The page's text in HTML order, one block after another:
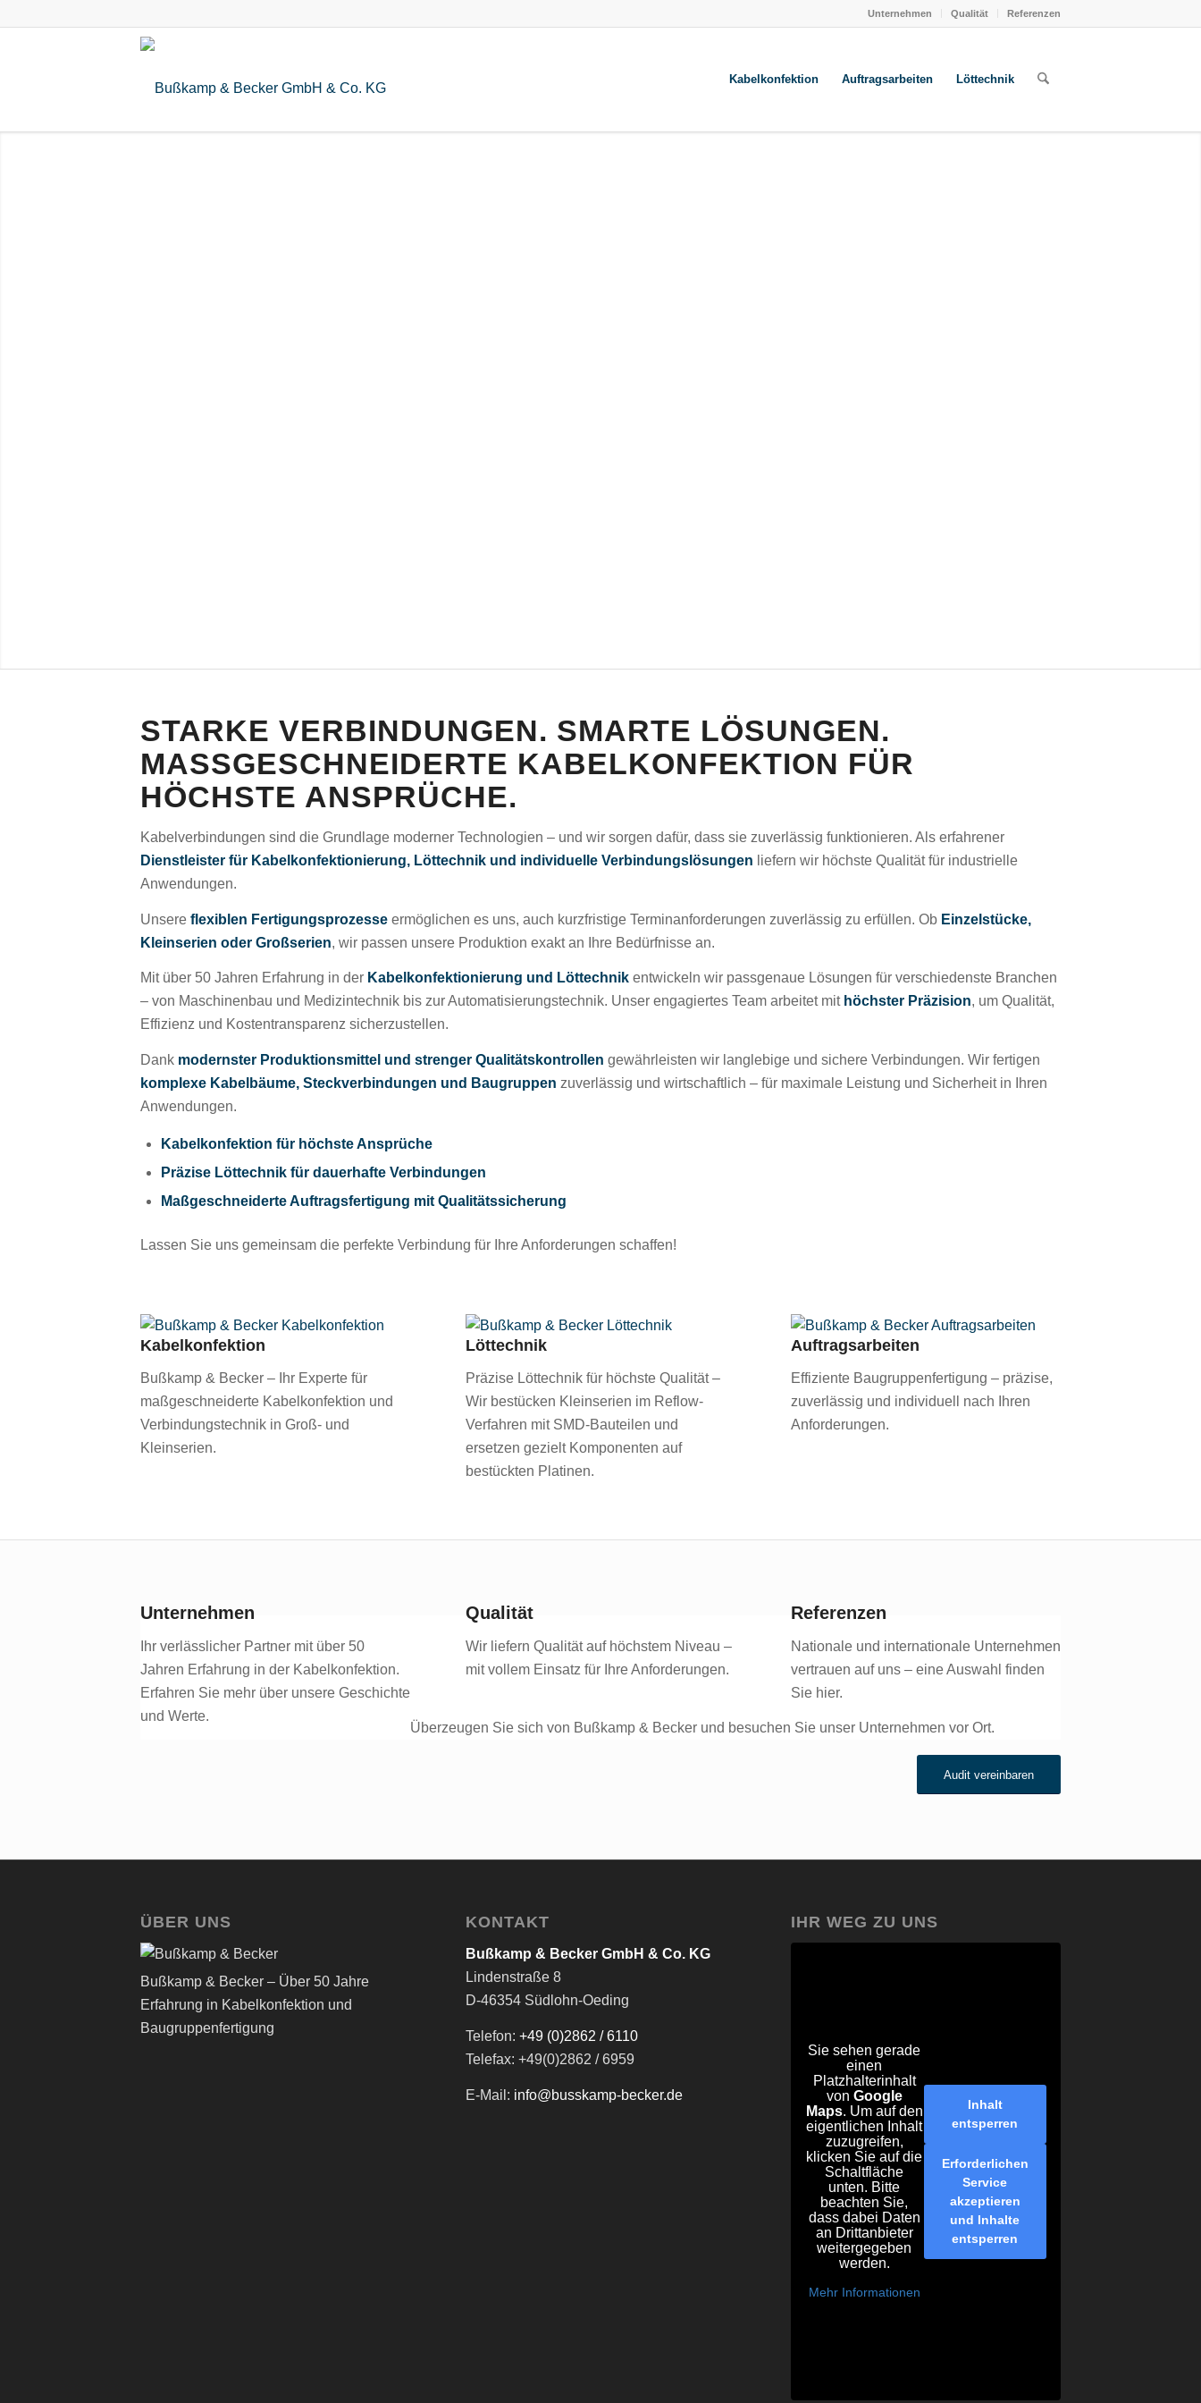
Unternehmen Qualität Referenzen
Kabelkonfektion Auftragsarbeiten Löttechnik
STARKE VERBINDUNGEN. SMARTE LÖSUNGEN.
MASSGESCHNEIDERTE KABELKONFEKTION FÜR H
ÖCHSTE ANSPRÜCHE.
Kabelverbindungen sind die Grundlage moderner Technologien – und wir sorgen dafür, dass sie zuverlässig funktionieren. Als erfahrener
Dienstleister für Kabelkonfektionierung, Löttechnik und individuelle Verbindungslösungen liefern wir höchste Qualität für industrielle
Anwendungen.
Unsere flexiblen Fertigungsprozesse ermöglichen es uns, auch kurzfristige Terminanforderungen zuverlässig zu erfüllen. Ob Einzelstücke,
Kleinserien oder Großserien, wir passen unsere Produktion exakt an Ihre Bedürfnisse an.
Mit über 50 Jahren Erfahrung in der Kabelkonfektionierung und Löttechnik entwickeln wir passgenaue Lösungen für verschiedenste Branchen
– von Maschinenbau und Medizintechnik bis zur Automatisierungstechnik. Unser engagiertes Team arbeitet mit höchster Präzision, um Qualität,
Effizienz und Kostentransparenz sicherzustellen.
Dank modernster Produktionsmittel und strenger Qualitätskontrollen gewährleisten wir langlebige und sichere Verbindungen. Wir fertigen
komplexe Kabelbäume, Steckverbindungen und Baugruppen zuverlässig und wirtschaftlich – für maximale Leistung und Sicherheit in Ihren
Anwendungen.
Kabelkonfektion für höchste Ansprüche
Präzise Löttechnik für dauerhafte Verbindungen
Maßgeschneiderte Auftragsfertigung mit Qualitätssicherung
Lassen Sie uns gemeinsam die perfekte Verbindung für Ihre Anforderungen schaffen!
Kabelkonfektion
Bußkamp & Becker – Ihr Experte für
maßgeschneiderte Kabelkonfektion und
Verbindungstechnik in Groß- und
Kleinserien.
Löttechnik
Präzise Löttechnik für höchste Qualität –
Wir bestücken Kleinserien im Reflow-
Verfahren mit SMD-Bauteilen und
ersetzen gezielt Komponenten auf
bestückten Platinen.
Auftragsarbeiten
Effiziente Baugruppenfertigung – präzise,
zuverlässig und individuell nach Ihren
Anforderungen.
Unternehmen
Ihr verlässlicher Partner mit über 50
Jahren Erfahrung in der Kabelkonfektion.
Erfahren Sie mehr über unsere Geschichte
und Werte.
Qualität
Wir liefern Qualität auf höchstem Niveau –
mit vollem Einsatz für Ihre Anforderungen.
Referenzen
Nationale und internationale Unternehmen
vertrauen auf uns – eine Auswahl finden
Sie hier.
Überzeugen Sie sich von Bußkamp & Becker und besuchen Sie unser Unternehmen vor Ort.
Audit vereinbaren
ÜBER UNS
Bußkamp & Becker – Über 50 Jahre
Erfahrung in Kabelkonfektion und
Baugruppenfertigung
KONTAKT
Bußkamp & Becker GmbH & Co. KG
Lindenstraße 8
D-46354 Südlohn-Oeding
Telefon: +49 (0)2862 / 6110
Telefax: +49(0)2862 / 6959
E-Mail: info@busskamp-becker.de
IHR WEG ZU UNS
Sie sehen gerade
einen
Platzhalterinhalt
von Google
Maps. Um auf den
eigentlichen Inhalt
zuzugreifen,
klicken Sie auf die
Schaltfläche
unten. Bitte
beachten Sie,
dass dabei Daten
an Drittanbieter
weitergegeben
werden.
Mehr Informationen
Inhalt
entsperren
Erforderlichen
Service
akzeptieren
und Inhalte
entsperren